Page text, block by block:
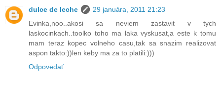
dulce de leche
29 januára, 2011 21:23
Evinka,noo..akosi sa neviem zastavit v tych
laskocinkach..toolko toho ma laka vyskusat,a este k tomu
mam teraz kopec volneho casu,tak sa snazim realizovat
aspon takto:))len keby ma za to platili:)))
Odpovedať